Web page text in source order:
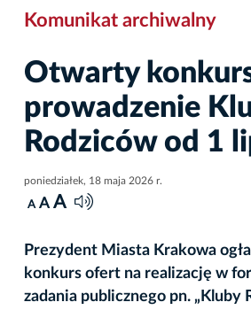
Komunikat archiwalny
Otwarty
prowadzenie
Rodziców od 1
poniedziałek, 18 maja 2026 r.
A A A
Prezydent Miasta Krakowa
konkurs ofert na realizację w
zadania publicznego pn. „Kluby